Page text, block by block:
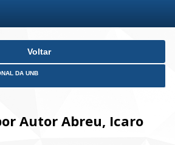
Voltar
DA UNB
Autor Abreu, Icaro